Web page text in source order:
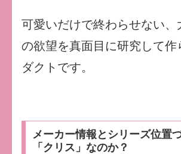
可愛いだけで終わらせない、
の欲望を真面目に研究して作
ダクトです。
メーカー情報とシリーズ位置
「クリス」なのか？